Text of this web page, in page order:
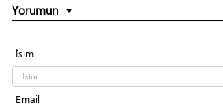
Yorumun
İsim
Email